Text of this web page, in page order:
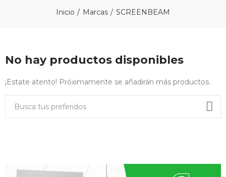
Inicio Marcas SCREENBEAM
No hay productos disponibles
¡Estate atento! Próximamente se añadirán más productos.